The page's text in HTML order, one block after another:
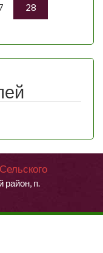
28
район, п.